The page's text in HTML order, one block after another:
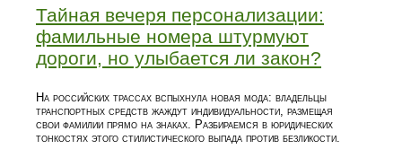
Тайная вечеря персонализации:
фамильные номера штурмуют
дороги, но улыбается ли закон?
На российских трассах вспыхнула новая мода: владельцы
транспортных средств жаждут индивидуальности, размещая
свои фамилии прямо на знаках. Разбираемся в юридических
тонкостях этого стилистического выпада против безликости.